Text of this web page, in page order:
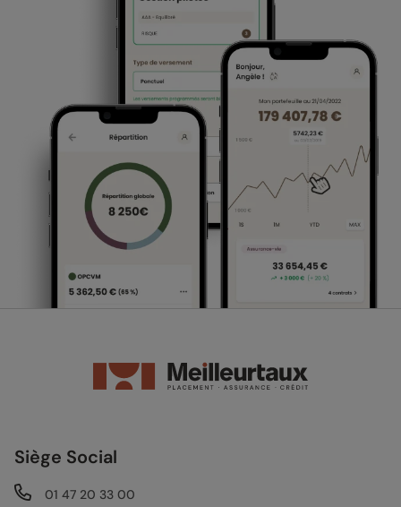
Siège Social
01 47 20 33 00